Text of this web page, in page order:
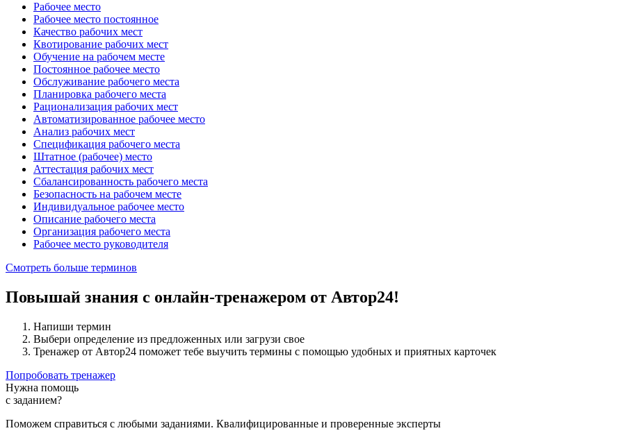
Рабочее место
Рабочее место постоянное
Качество рабочих мест
Квотирование рабочих мест
Обучение на рабочем месте
Постоянное рабочее место
Обслуживание рабочего места
Планировка рабочего места
Рационализация рабочих мест
Автоматизированное рабочее место
Анализ рабочих мест
Спецификация рабочего места
Штатное (рабочее) место
Аттестация рабочих мест
Сбалансированность рабочего места
Безопасность на рабочем месте
Индивидуальное рабочее место
Описание рабочего места
Организация рабочего места
Рабочее место руководителя
Смотреть больше терминов
Повышай знания с онлайн-тренажером от Автор24!
Напиши термин
Выбери определение из предложенных или загрузи свое
Тренажер от Автор24 поможет тебе выучить термины с помощью удобных и приятных карточек
Попробовать тренажер
Нужна помощь
с заданием?
Поможем справиться с любыми заданиями. Квалифицированные и проверенные эксперты